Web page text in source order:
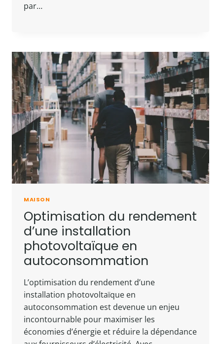
par…
MAISON
Optimisation du rendement
d’une installation
photovoltaïque en
autoconsommation
L’optimisation du rendement d’une
installation photovoltaïque en
autoconsommation est devenue un enjeu
incontournable pour maximiser les
économies d’énergie et réduire la dépendance